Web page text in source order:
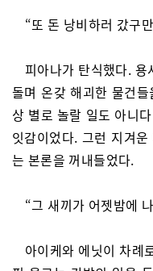
“또 돈 낭비하러 갔구
피아나가 탄식했다.
돌며 온갖 해괴한 물건
상 별로 놀랄 일도 아니
잇감이었다. 그런 지겨
는 본론을 꺼내들었다.
“그 새끼가 어젯밤에
아이케와 에닛이 차례